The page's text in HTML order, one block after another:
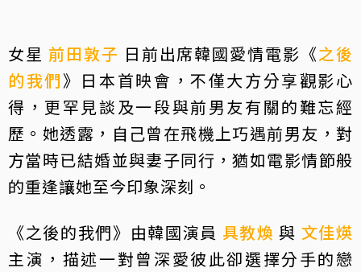
女星 前田敦子 日前出席韓國愛情電影《之後
的我們》日本首映會，不僅大方分享觀影心
得，更罕見談及一段與前男友有關的難忘經
歷。她透露，自己曾在飛機上巧遇前男友，對
方當時已結婚並與妻子同行，猶如電影情節般
的重逢讓她至今印象深刻。
《之後的我們》由韓國演員 具教煥 與 文佳煐
主演，描述一對曾深愛彼此卻選擇分手的戀